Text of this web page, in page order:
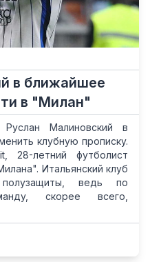
в ближайшее
в "Милан"
Руслан Малиновский в
клубную прописку.
28-летний футболист
Итальянский клуб
ведь по
скорее всего,